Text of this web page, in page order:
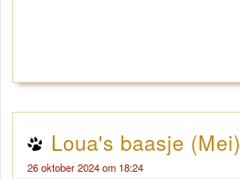
Loua's baasje (Mei)
26 oktober 2024 om 18:24